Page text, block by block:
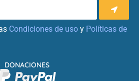
Condiciones de uso y Políticas de
DONACIONES